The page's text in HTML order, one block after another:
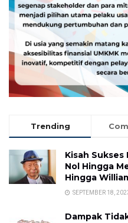
Trending
Kisah
Nol Hingga
Hingga
SEPTEMBER 18,
Dampak